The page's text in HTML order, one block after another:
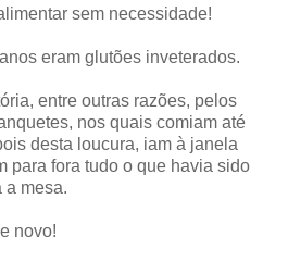
sem necessidade!
eram glutões inveterados.
entre outras razões, pelos
nos quais comiam até
desta loucura, iam à janela
para fora tudo o que havia sido
a mesa.
novo!